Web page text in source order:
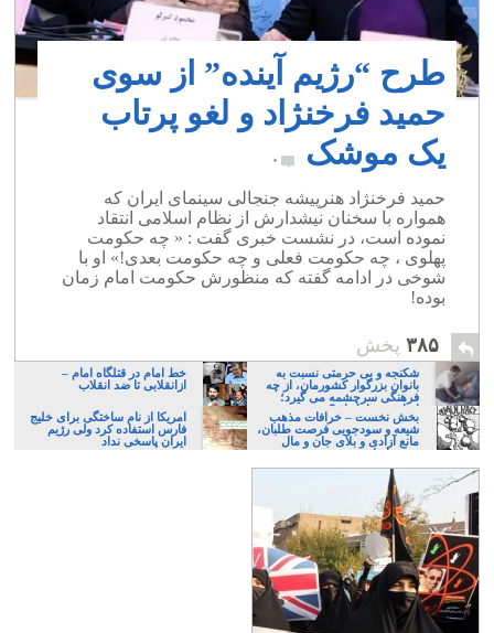
طرح “رژیم آینده” از سوی
حمید فرخنژاد و لغو پرتاب
یک موشک
۰
حمید فرخنژاد هنرپیشه جنجالی سینمای ایران که
همواره با سخنان نیشدارش از نظام اسلامی انتقاد
نموده است، در نشست خبری گفت : « چه حکومت
پهلوی ، چه حکومت فعلی و چه حکومت بعدی!» او با
شوخی در ادامه گفته که منظورش حکومت امام زمان
بوده!
۳۸۵ پخش
شکنجه و بی حرمتی نسبت به
بانوان بزرگوار کشورمان، از چه
فرهنگی سرچشمه می گیرد؛
ایرانی، و یا تازیان؟
خط امام در قتلگاه امام –
ازانقلابی تا ضد انقلاب
بخش نخست – خرافات مذهب
شیعه و سودجویی فرصت طلبان،
مانع آزادی و بلای جان و مال
مردم ایران
امریکا از نام ساختگی برای خلیج
فارس استفاده کرد ولی رژیم
ایران پاسخی نداد